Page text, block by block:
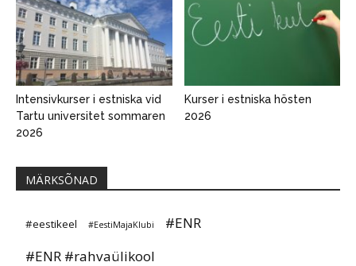
Intensivkurser i estniska vid
Tartu universitet sommaren
2026
Kurser i estniska hösten
2026
MÄRKSÕNAD
#eestikeel #EestiMajaKlubi
#ENR
#ENR #rahvaülikool